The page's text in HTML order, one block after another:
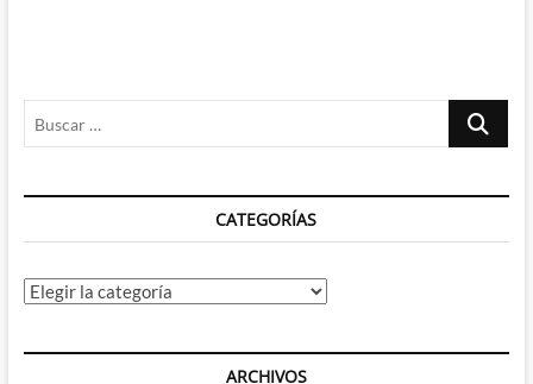
Buscar
CATEGORÍAS
Categorías
ARCHIVOS